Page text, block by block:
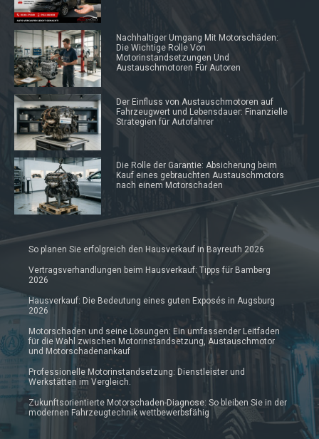
Nachhaltiger Umgang Mit Motorschäden:
Die Wichtige Rolle Von
Motorinstandsetzungen Und
Austauschmotoren Für Autoren
Der Einfluss von Austauschmotoren auf
Fahrzeugwert und Lebensdauer: Finanzielle
Strategien für Autofahrer
Die Rolle der Garantie: Absicherung beim
Kauf eines gebrauchten Austauschmotors
nach einem Motorschaden
So planen Sie erfolgreich den Hausverkauf in Bayreuth 2026
Vertragsverhandlungen beim Hausverkauf: Tipps für Bamberg
2026
Hausverkauf: Die Bedeutung eines guten Exposés in Augsburg
2026
Motorschaden und seine Lösungen: Ein umfassender Leitfaden
für die Wahl zwischen Motorinstandsetzung, Austauschmotor
und Motorschadenankauf
Professionelle Motorinstandsetzung: Dienstleister und
Werkstätten im Vergleich.
Zukunftsorientierte Motorschaden-Diagnose: So bleiben Sie in der
modernen Fahrzeugtechnik wettbewerbsfähig